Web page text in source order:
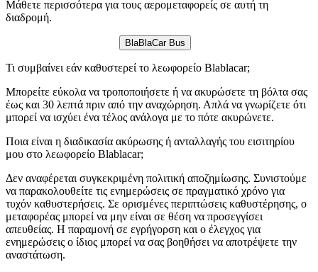
Μάθετε περισσότερα για τους αερομεταφορείς σε αυτή τη
διαδρομή.
BlaBlaCar Bus
Τι συμβαίνει εάν καθυστερεί το λεωφορείο Blablacar;
Μπορείτε εύκολα να τροποποιήσετε ή να ακυρώσετε τη βόλτα σας
έως και 30 λεπτά πριν από την αναχώρηση. Απλά να γνωρίζετε ότι
μπορεί να ισχύει ένα τέλος ανάλογα με το πότε ακυρώνετε.
Ποια είναι η διαδικασία ακύρωσης ή ανταλλαγής του εισιτηρίου
μου στο λεωφορείο Blablacar;
Δεν αναφέρεται συγκεκριμένη πολιτική αποζημίωσης. Συνιστούμε
να παρακολουθείτε τις ενημερώσεις σε πραγματικό χρόνο για
τυχόν καθυστερήσεις. Σε ορισμένες περιπτώσεις καθυστέρησης, ο
μεταφορέας μπορεί να μην είναι σε θέση να προσεγγίσει
απευθείας. Η παραμονή σε εγρήγορση και ο έλεγχος για
ενημερώσεις ο ίδιος μπορεί να σας βοηθήσει να αποτρέψετε την
αναστάτωση.